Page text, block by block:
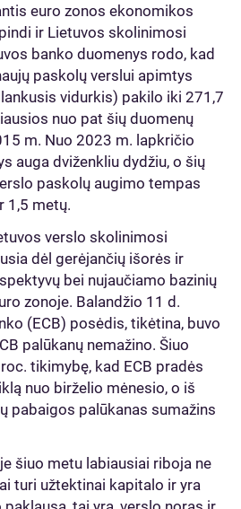
euro zonos ekonomikos
ir Lietuvos skolinimosi
banko duomenys rodo, kad
paskolų verslui apimtys
vidurkis) pakilo iki 271,7
nuo pat šių duomenų
m. Nuo 2023 m. lapkričio
auga dviženkliu dydžiu, o šių
paskolų augimo tempas
1,5 metų.
verslo skolinimosi
dėl gerėjančių išorės ir
bei nujaučiamo bazinių
zonoje. Balandžio 11 d.
(ECB) posėdis, tikėtina, buvo
palūkanų nemažino. Šiuo
tikimybę, kad ECB pradės
nuo birželio mėnesio, o iš
pabaigos palūkanas sumažins
šiuo metu labiausiai riboja ne
turi užtektinai kapitalo ir yra